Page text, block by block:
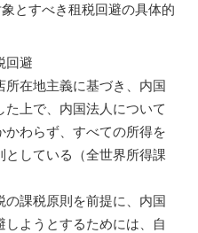
とすべき租税回避の具体的
回避
在地主義に基づき、内国
上で、内国法人について
わらず、すべての所得を
している（全世界所得課
課税原則を前提に、内国
ようとするためには、自